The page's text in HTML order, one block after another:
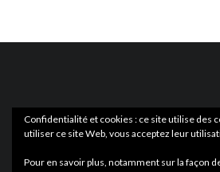
Confidentialité et cookies : ce site utilise des
utiliser ce site Web, vous acceptez leur
Pour en savoir plus, notamment sur la façon